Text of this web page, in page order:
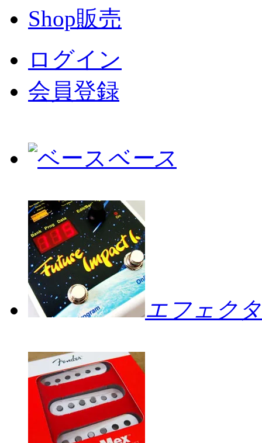
Shop販売
ログイン
会員登録
ベース
エフェク